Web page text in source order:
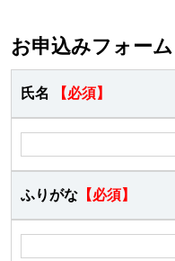
お申込みフォーム
氏名 【必須】
ふりがな 【必須】